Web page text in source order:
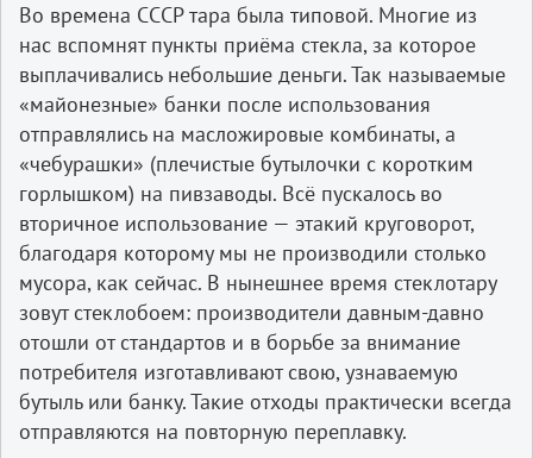
Во времена СССР тара была типовой. Многие из
нас вспомнят пункты приёма стекла, за которое
выплачивались небольшие деньги. Так называемые
«майонезные» банки после использования
отправлялись на масложировые комбинаты, а
«чебурашки» (плечистые бутылочки с коротким
горлышком) на пивзаводы. Всё пускалось во
вторичное использование — этакий круговорот,
благодаря которому мы не производили столько
мусора, как сейчас. В нынешнее время стеклотару
зовут стеклобоем: производители давным-давно
отошли от стандартов и в борьбе за внимание
потребителя изготавливают свою, узнаваемую
бутыль или банку. Такие отходы практически всегда
отправляются на повторную переплавку.